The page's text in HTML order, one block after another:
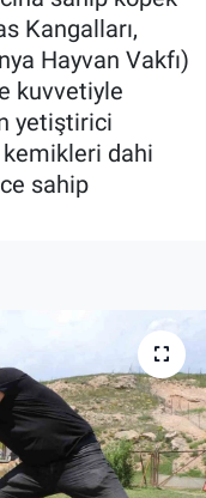
Kangalları,
Hayvan Vakfı)
kuvvetiyle
yetiştirici
kemikleri dahi
sahip